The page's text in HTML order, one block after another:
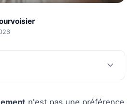
les inconvénients des styles
n'est pas une préférence